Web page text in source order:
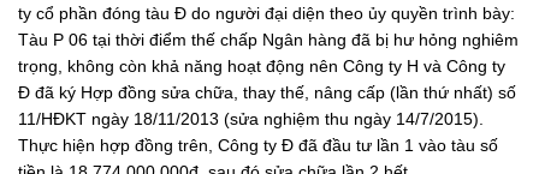
ty cổ phần đóng tàu Đ do người đại diện theo ủy quyền trình bày:
Tàu P 06 tại thời điểm thế chấp Ngân hàng đã bị hư hỏng nghiêm
trọng, không còn khả năng hoạt động nên Công ty H và Công ty
Đ đã ký Hợp đồng sửa chữa, thay thế, nâng cấp (lần thứ nhất) số
11/HĐKT ngày 18/11/2013 (sửa nghiệm thu ngày 14/7/2015).
Thực hiện hợp đồng trên, Công ty Đ đã đầu tư lần 1 vào tàu số